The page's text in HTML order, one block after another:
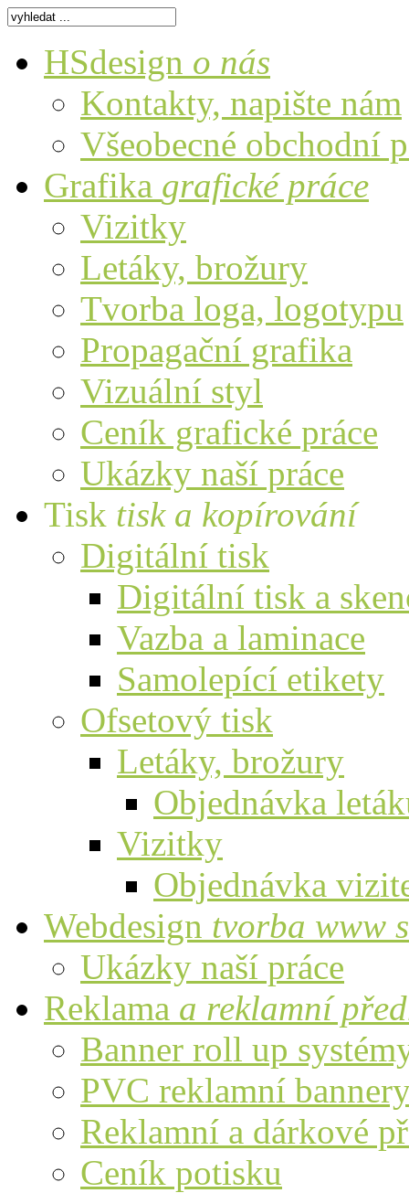
HSdesign o nás
Kontakty, napište nám
Všeobecné obchodní
Grafika grafické práce
Vizitky
Letáky, brožury
Tvorba loga, logotypu
Propagační grafika
Vizuální styl
Ceník grafické práce
Ukázky naší práce
Tisk tisk a kopírování
Digitální tisk
Digitální tisk a
Vazba a laminace
Samolepící etikety
Ofsetový tisk
Letáky, brožury
Objednávka
Vizitky
Objednávka
Webdesign tvorba www
Ukázky naší práce
Reklama a reklamní
Banner roll up
PVC reklamní
Reklamní a dárkové
Ceník potisku